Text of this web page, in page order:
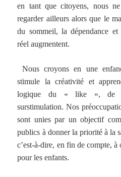
en tant que citoyens, nous
regarder ailleurs alors que le
du sommeil, la dépendance
réel augmentent.
Nous croyons en une
stimule la créativité et
logique du « like », de
surstimulation. Nos
sont unies par un objectif
publics à donner la priorité à la
c’est-à-dire, en fin de compte,
pour les enfants.